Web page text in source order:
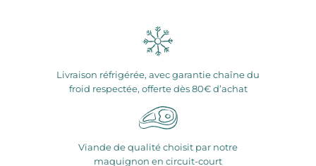
Livraison réfrigérée, avec garantie chaîne du
froid respectée, offerte dès 80€ d’achat
Viande de qualité choisit par notre
maquignon en circuit-court